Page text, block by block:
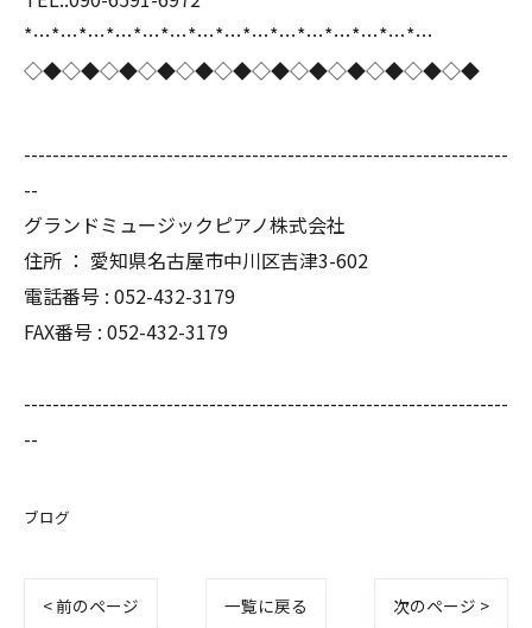
*…*…*…*…*…*…*…*…*…*…*…*…*…*…*…
◇◆◇◆◇◆◇◆◇◆◇◆◇◆◇◆◇◆◇◆◇◆◇◆
--------------------------------------------------------------------
--
グランドミュージックピアノ株式会社
住所 ： 愛知県名古屋市中川区吉津3-602
電話番号 : 052-432-3179
FAX番号 : 052-432-3179
--------------------------------------------------------------------
--
ブログ
< 前のページ 一覧に戻る 次のページ >